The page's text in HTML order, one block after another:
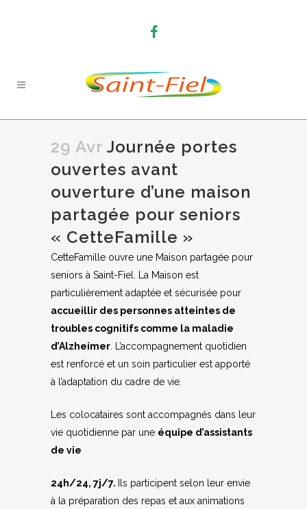
29 Avr Journée portes
ouvertes avant
ouverture d’une maison
partagée pour seniors
« CetteFamille »
CetteFamille ouvre une Maison partagée pour
seniors à Saint-Fiel. La Maison est
particulièrement adaptée et sécurisée pour
accueillir des personnes atteintes de
troubles cognitifs comme la maladie
d’Alzheimer . L’accompagnement quotidien
est renforcé et un soin particulier est apporté
à l’adaptation du cadre de vie.
Les colocataires sont accompagnés dans leur
vie quotidienne par une équipe d’assistants
de vie
24h/24, 7j/7.
Ils participent selon leur envie
à la préparation des repas et aux animations